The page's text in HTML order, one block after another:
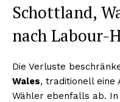
Schottland,
nach Labour-
Die Verluste
Wales, traditionell eine
Wähler ebenfalls ab. In